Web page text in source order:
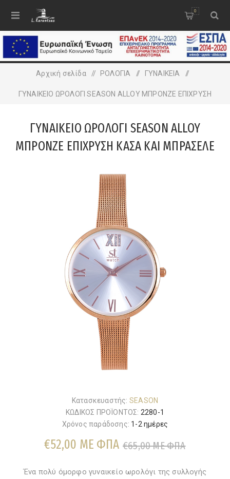
0
Αρχική σελίδα / ΡΟΛΟΓΙΑ / ΓΥΝΑΙΚΕΙA /
ΓΥΝΑΙΚΕΙΟ ΩΡΟΛΟΓΙ SEASON ALLOY ΜΠΡΟΝΖΕ ΕΠΙΧΡΥΣΗ
ΓΥΝΑΙΚΕΙΟ ΩΡΟΛΟΓΙ SEASON ALLOY
ΜΠΡΟΝΖΕ ΕΠΙΧΡΥΣΗ ΚΑΣΑ ΚΑΙ ΜΠΡΑΣΕΛΕ
Κατασκευαστής: SEASON
ΚΩΔΙΚΟΣ ΠΡΟΪΟΝΤΟΣ: 2280-1
Χρόνος παράδοσης: 1-2 ημέρες
€52,00 ΜΕ ΦΠΑ €65,00 ΜΕ ΦΠΑ
Ένα πολύ όμορφο γυναικείο ωρολόγι της συλλογής